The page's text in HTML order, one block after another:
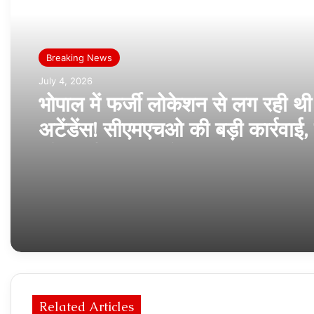
Breaking News
July 4, 2026
भोपाल में फर्जी लोकेशन से लग रही थी
अटेंडेंस! सीएमएचओ की बड़ी कार्रवाई,
Related Articles